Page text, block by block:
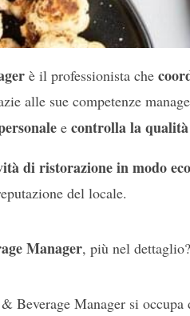
è il professionista che
alle sue competenze
e controlla la
di ristorazione in modo
del locale.
Manager, più nel dettaglio?
Beverage Manager si occupa